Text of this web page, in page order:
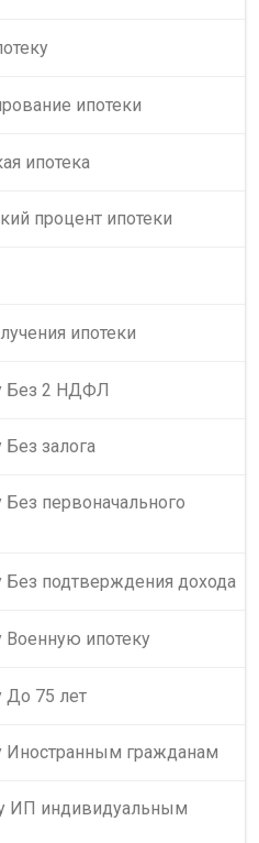
ипотеки
ипотека
процент ипотеки
ипотеки
Без 2 НДФЛ
залога
первоначального
Без подтверждения дохода
Военную ипотеку
До 75 лет
Иностранным гражданам
ИП индивидуальным